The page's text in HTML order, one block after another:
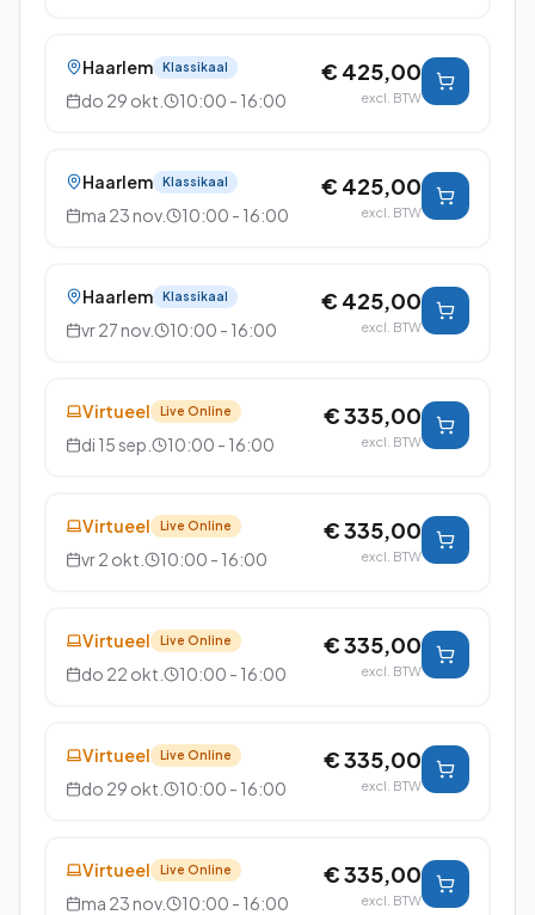
Haarlem Klassikaal
do 29 okt. 10:00 - 16:00
€ 425,00
excl. BTW
Haarlem Klassikaal
ma 23 nov. 10:00 - 16:00
€ 425,00
excl. BTW
Haarlem Klassikaal
vr 27 nov. 10:00 - 16:00
€ 425,00
excl. BTW
Virtueel Live Online
di 15 sep. 10:00 - 16:00
€ 335,00
excl. BTW
Virtueel Live Online
vr 2 okt. 10:00 - 16:00
€ 335,00
excl. BTW
Virtueel Live Online
do 22 okt. 10:00 - 16:00
€ 335,00
excl. BTW
Virtueel Live Online
do 29 okt. 10:00 - 16:00
€ 335,00
excl. BTW
Virtueel Live Online
ma 23 nov. 10:00 - 16:00
€ 335,00
excl. BTW